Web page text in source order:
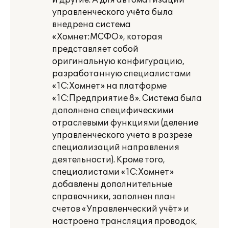
управленческого учёта была
внедрена система
«Хомнет:МСФО», которая
представляет собой
оригинальную конфигурацию,
разработанную специалистами
«1С:Хомнет» на платформе
«1С:Предприятие 8». Система была
дополнена специфическими
отраслевыми функциями (деление
управленческого учета в разрезе
специализаций направления
деятельности). Кроме того,
специалистами «1С:Хомнет»
добавлены дополнительные
справочники, заполнен план
счетов «Управленческий учёт» и
настроена трансляция проводок,